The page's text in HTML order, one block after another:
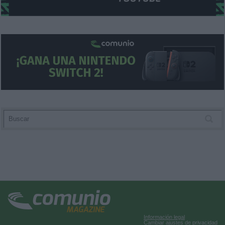
Información legal
Cambiar ajustes de privacidad